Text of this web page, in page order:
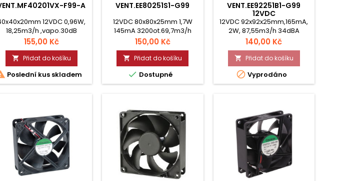
F99-A
12VDC 0,96W,
18,25m3/h ,vapo.30dB
8000ot.
Cena
155,00 Kč
 Přidat do košíku
Poslední kus skladem
VENT.EE80251S1-G99
12VDC 80x80x25mm 1,7W
145mA 3200ot.69,7m3/h
33dBA kluzné
Cena
150,00 Kč
 Přidat do košíku
 Dostupné
VENT.EE92251B1-G99
12VDC
12VDC 92x92x25mm,165mA,
2W, 87,55m3/h 34dBA
3000ot. kuličkové ložisko.
Cena
140,00 Kč
 Přidat do košíku
 Vyprodáno